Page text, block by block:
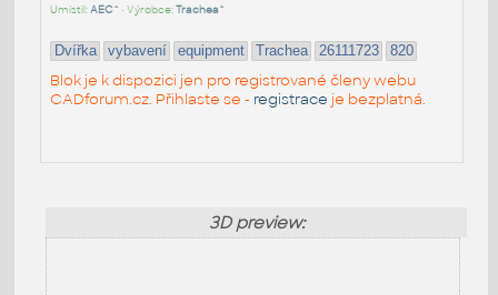
Umístil:AEC^ • Výrobce:Trachea^
Dvířka vybavení equipment Trachea 26111723 820
Blok je k dispozici jen pro registrované členy webu
CADforum.cz. Přihlaste se - registrace je bezplatná.
3D preview: